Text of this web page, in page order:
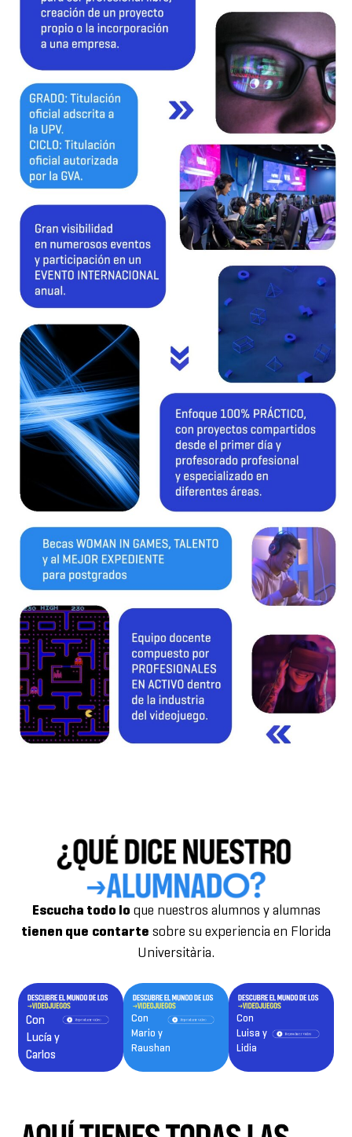
Escucha todo lo que nuestros alumnos y alumnas
tienen que contarte sobre su experiencia en Florida
Universitària.
Con
Lucía y
Carlos
Con
Mario y
Raushan
Con
Luisa y
Lidia